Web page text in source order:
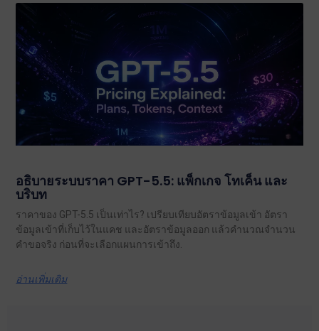
อธิบายระบบราคา GPT-5.5: แพ็กเกจ โทเค็น และ
บริบท
ราคาของ GPT-5.5 เป็นเท่าไร? เปรียบเทียบอัตราข้อมูลเข้า อัตรา
ข้อมูลเข้าที่เก็บไว้ในแคช และอัตราข้อมูลออก แล้วคำนวณจำนวน
คำขอจริง ก่อนที่จะเลือกแผนการเข้าถึง.
อ่านเพิ่มเติม